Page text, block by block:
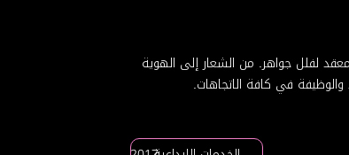
لفلل جواهر. من الشعار إلى الهوية